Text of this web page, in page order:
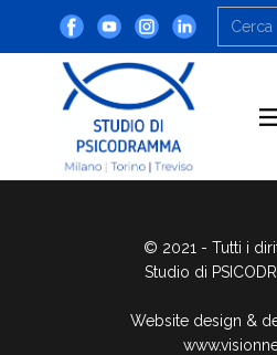
© 2021 - Tutti i
Studio di
Website design &